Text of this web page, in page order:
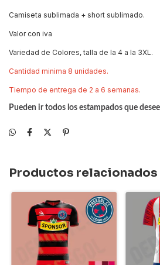
Camiseta sublimada + short sublimado.
Valor con iva
Variedad de Colores, talla de la 4 a la 3XL.
Cantidad minima 8 unidades.
Tiempo de entrega de 2 a 6 semanas.
Pueden ir todos los estampados que
Productos relacionados